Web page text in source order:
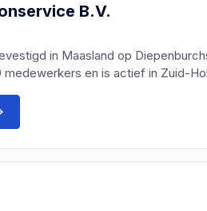
B.V.
in Maasland op
en is actief in Zuid-